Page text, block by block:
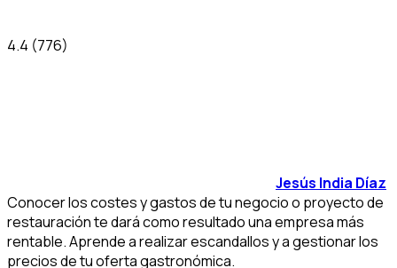
4.4 (776)
Jesús India Díaz
Conocer los costes y gastos de tu negocio o proyecto de
restauración te dará como resultado una empresa más
rentable. Aprende a realizar escandallos y a gestionar los
precios de tu oferta gastronómica.